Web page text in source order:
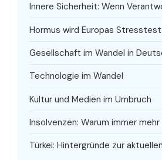
Innere Sicherheit: Wenn
Hormus wird Europas Stresstest
Gesellschaft im Wandel in
Technologie im Wandel
Kultur und Medien im Umbruch
Insolvenzen: Warum immer
Türkei: Hintergründe zur